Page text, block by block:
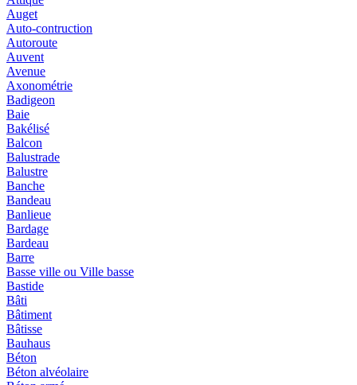
Auget
Auto-contruction
Autoroute
Auvent
Avenue
Axonométrie
Badigeon
Baie
Bakélisé
Balcon
Balustrade
Balustre
Banche
Bandeau
Banlieue
Bardage
Bardeau
Barre
Basse ville ou Ville basse
Bastide
Bâti
Bâtiment
Bâtisse
Bauhaus
Béton
Béton alvéolaire